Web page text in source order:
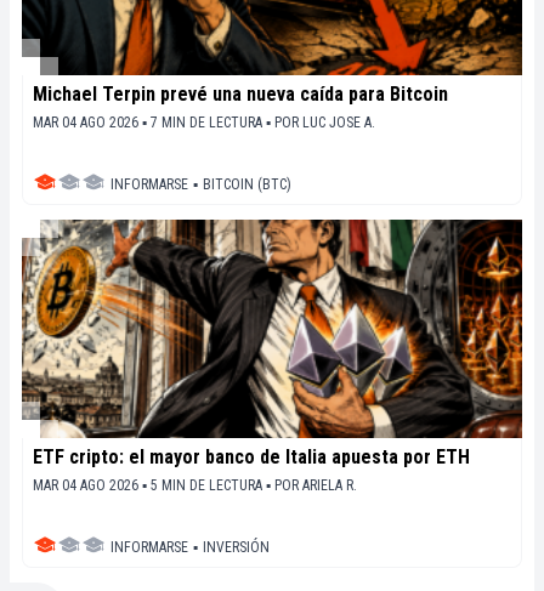
Michael Terpin prevé una nueva caída para Bitcoin
MAR 04 AGO 2026 ▪ 7 MIN DE LECTURA ▪ POR LUC JOSE A.
INFORMARSE ▪ BITCOIN (BTC)
ETF cripto: el mayor banco de Italia apuesta por ETH
MAR 04 AGO 2026 ▪ 5 MIN DE LECTURA ▪ POR ARIELA R.
INFORMARSE ▪ INVERSIÓN